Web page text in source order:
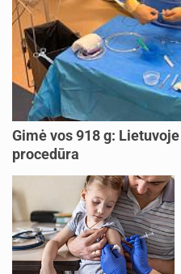
Gimė vos 918 g:
procedūra